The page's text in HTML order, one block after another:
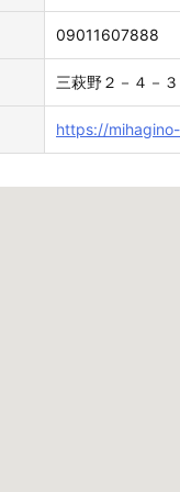
09011607888
三萩野２－４－３
https://